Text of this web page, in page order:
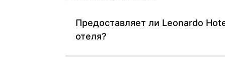
Предоставляет ли Leonardo
отеля?